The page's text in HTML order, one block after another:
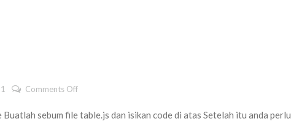
Comments Off
sebum file table.js dan isikan code di atas Setelah itu anda perlu